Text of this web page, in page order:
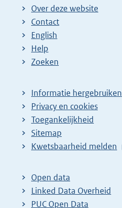
Over deze website
Contact
English
Help
Zoeken
Informatie hergebruiken
Privacy en cookies
Toegankelijkheid
Sitemap
E
t
e
r
Kwetsbaarheid melden
Open data
Linked Data Overheid
PUC Open Data